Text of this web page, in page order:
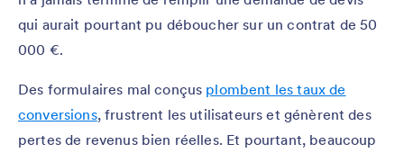
qui aurait pourtant pu déboucher sur un contrat de 50
000 €.
Des formulaires mal conçus plombent les taux de
conversions, frustrent les utilisateurs et génèrent des
pertes de revenus bien réelles. Et pourtant, beaucoup